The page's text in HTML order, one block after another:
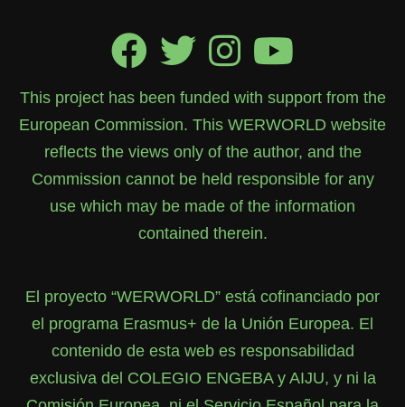
This project has been funded with support from the
European Commission. This WERWORLD website
reflects the views only of the author, and the
Commission cannot be held responsible for any
use which may be made of the information
contained therein.
El proyecto “WERWORLD” está cofinanciado por
el programa Erasmus+ de la Unión Europea. El
contenido de esta web es responsabilidad
exclusiva del COLEGIO ENGEBA y AIJU, y ni la